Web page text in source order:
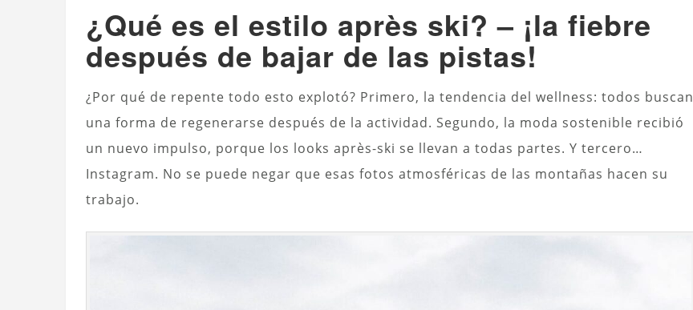
¿Qué es el estilo après ski? – ¡la fiebre
después de bajar de las pistas!
¿Por qué de repente todo esto explotó? Primero, la tendencia del wellness: todos buscan
una forma de regenerarse después de la actividad. Segundo, la moda sostenible recibió
un nuevo impulso, porque los looks après-ski se llevan a todas partes. Y tercero…
Instagram. No se puede negar que esas fotos atmosféricas de las montañas hacen su
trabajo.